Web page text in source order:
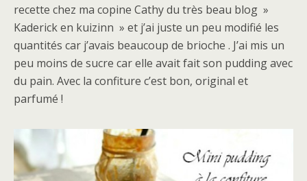
recette chez ma copine Cathy du très beau blog »
Kaderick en kuizinn » et j’ai juste un peu modifié les
quantités car j’avais beaucoup de brioche . J’ai mis un
peu moins de sucre car elle avait fait son pudding avec
du pain. Avec la confiture c’est bon, original et
parfumé !